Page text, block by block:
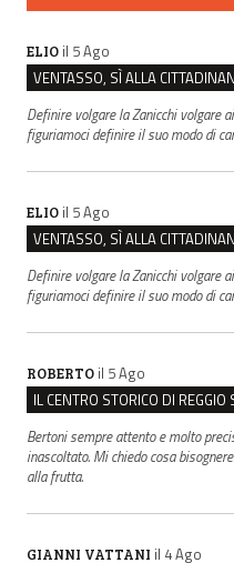
ELIO il 5 Ago
Definire volgare la Zanicchi volgare
figuriamoci definire il suo modo di
ELIO il 5 Ago
Definire volgare la Zanicchi volgare
figuriamoci definire il suo modo di
ROBERTO il 5 Ago
Bertoni sempre attento e molto
inascoltato. Mi chiedo cosa
alla frutta.
GIANNI VATTANI il 4 Ago